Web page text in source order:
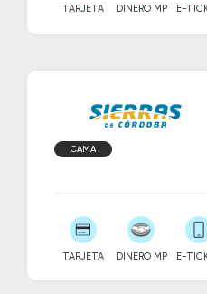
TARJETA DINERO MP E-
CAMA
TARJETA DINERO MP E-